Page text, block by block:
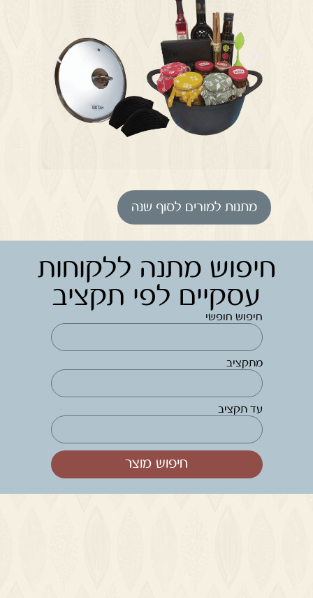
מתנות למורים לסוף שנה
חיפוש מתנה ללקוחות
עסקיים לפי תקציב
חיפוש חופשי
מתקציב
עד תקציב
חיפוש מוצר